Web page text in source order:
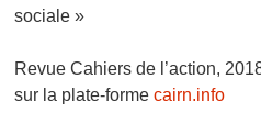
sociale »
Revue Cahiers de l’action,
sur la plate-formecairn.info